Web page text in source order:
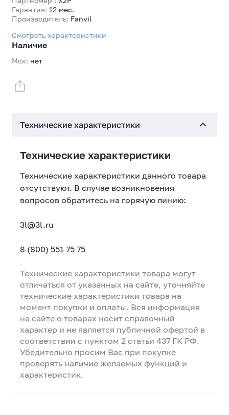
Гарантия: 12 мес.
Производитель: Fanvil
Смотреть характеристики
Наличие
Мск: нет
Технические характеристики
Технические характеристики
Технические характеристики данного товара
отсутствуют. В случае возникновения
вопросов обратитесь на горячую линию:
3l@3l.ru
8 (800) 551 75 75
Технические характеристики товара могут
отличаться от указанных на сайте, уточняйте
технические характеристики товара на
момент покупки и оплаты. Вся информация
на сайте о товарах носит справочный
характер и не является публичной офертой в
соответствии с пунктом 2 статьи 437 ГК РФ.
Убедительно просим Вас при покупке
проверять наличие желаемых функций и
характеристик.